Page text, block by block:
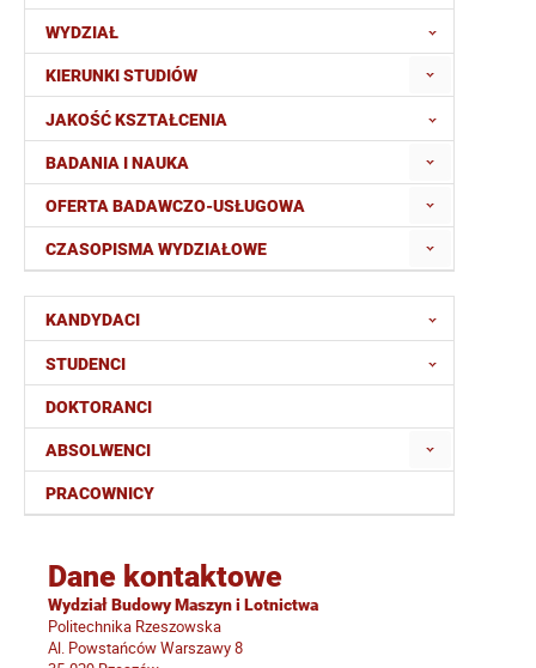
WYDZIAŁ
KIERUNKI STUDIÓW
JAKOŚĆ KSZTAŁCENIA
BADANIA I NAUKA
OFERTA BADAWCZO-USŁUGOWA
CZASOPISMA WYDZIAŁOWE
KANDYDACI
STUDENCI
DOKTORANCI
ABSOLWENCI
PRACOWNICY
Dane kontaktowe
Wydział Budowy Maszyn i Lotnictwa
Politechnika Rzeszowska
Al. Powstańców Warszawy 8